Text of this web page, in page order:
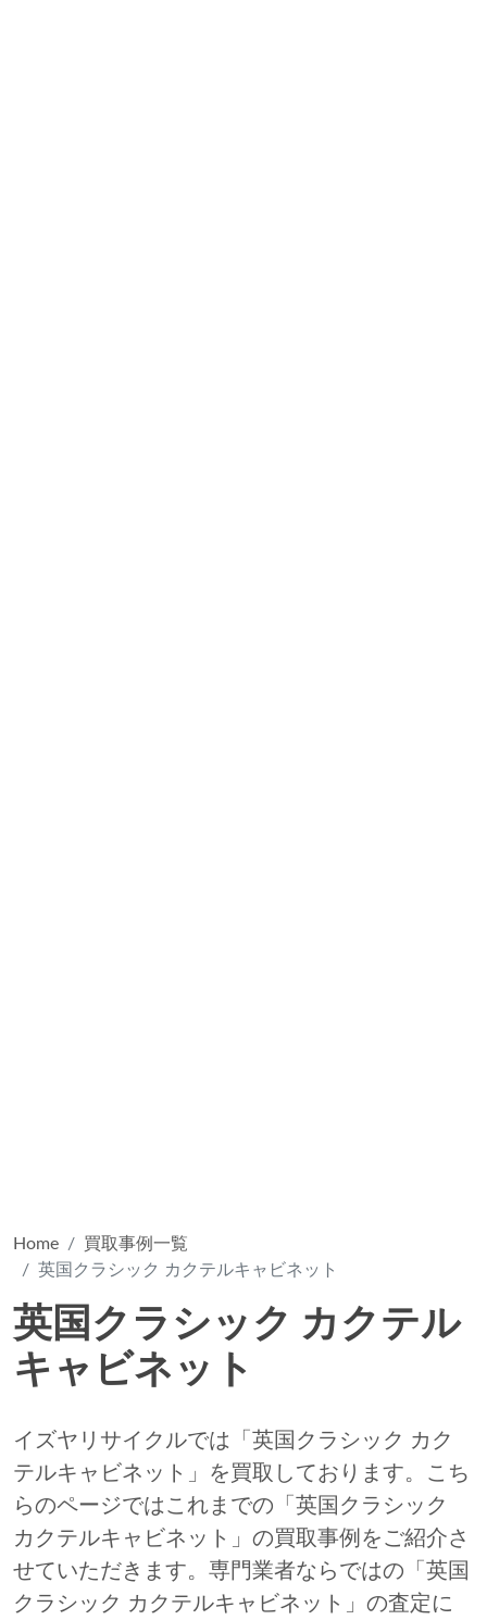
Home
買取事例一覧
英国クラシック カクテルキャビネット
英国クラシック カクテル
キャビネット
イズヤリサイクルでは「英国クラシック カク
テルキャビネット」を買取しております。こち
らのページではこれまでの「英国クラシック
カクテルキャビネット」の買取事例をご紹介さ
せていただきます。専門業者ならではの「英国
クラシック カクテルキャビネット」の査定に